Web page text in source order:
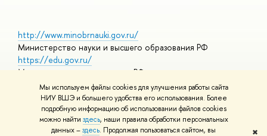
Мы используем файлы cookies для улучшения работы сайта
НИУ ВШЭ и большего удобства его использования. Более
подробную информацию об использовании файлов cookies
можно найти здесь, наши правила обработки персональных
данных –здесь. Продолжая пользоваться сайтом, вы ✖
http://www.minobrnauki.gov.ru/
Министерство науки и высшего образования РФ
https://edu.gov.ru/
Министерство просвещения РФ
https://elearning.hse.ru/mooc
Массовые открытые онлайн-курсы